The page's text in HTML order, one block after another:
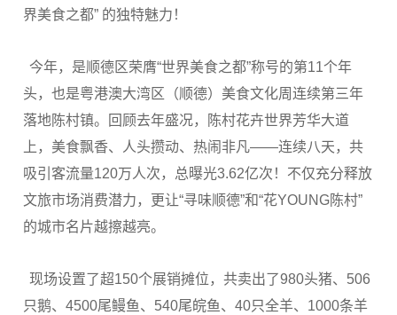
界美食之都” 的独特魅力！
今年，是顺德区荣膺“世界美食之都”称号的第11个年
头，也是粤港澳大湾区（顺德）美食文化周连续第三年
落地陈村镇。回顾去年盛况，陈村花卉世界芳华大道
上，美食飘香、人头攒动、热闹非凡——连续八天，共
吸引客流量120万人次，总曝光3.62亿次！不仅充分释放
文旅市场消费潜力，更让“寻味顺德”和“花YOUNG陈村”
的城市名片越擦越亮。
现场设置了超150个展销摊位，共卖出了980头猪、506
只鹅、4500尾鳗鱼、540尾皖鱼、40只全羊、1000条羊